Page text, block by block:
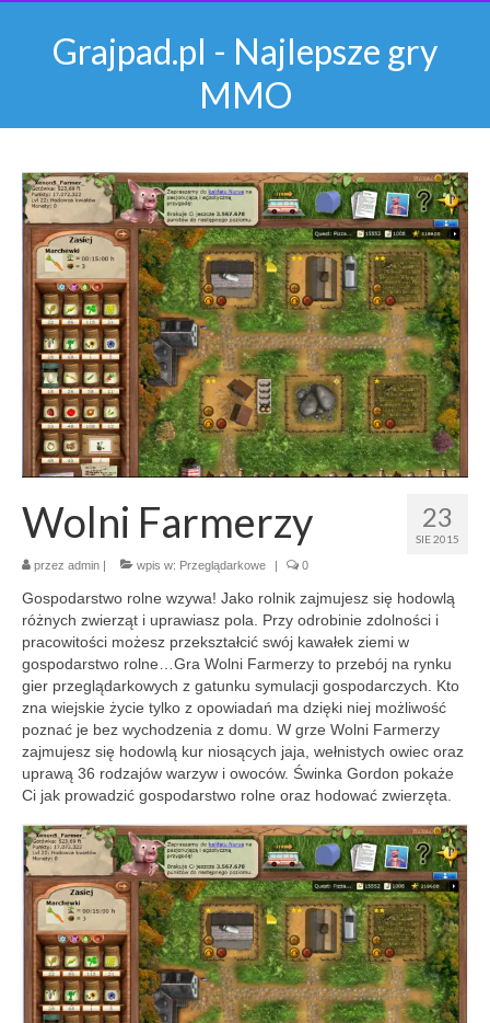
Grajpad.pl - Najlepsze gry
MMO
23
SIE 2015
Wolni Farmerzy
przez admin | wpis w: Przeglądarkowe | 0
Gospodarstwo rolne wzywa! Jako rolnik zajmujesz się hodowlą
różnych zwierząt i uprawiasz pola. Przy odrobinie zdolności i
pracowitości możesz przekształcić swój kawałek ziemi w
gospodarstwo rolne…Gra Wolni Farmerzy to przebój na rynku
gier przeglądarkowych z gatunku symulacji gospodarczych. Kto
zna wiejskie życie tylko z opowiadań ma dzięki niej możliwość
poznać je bez wychodzenia z domu. W grze Wolni Farmerzy
zajmujesz się hodowlą kur niosących jaja, wełnistych owiec oraz
uprawą 36 rodzajów warzyw i owoców. Świnka Gordon pokaże
Ci jak prowadzić gospodarstwo rolne oraz hodować zwierzęta.